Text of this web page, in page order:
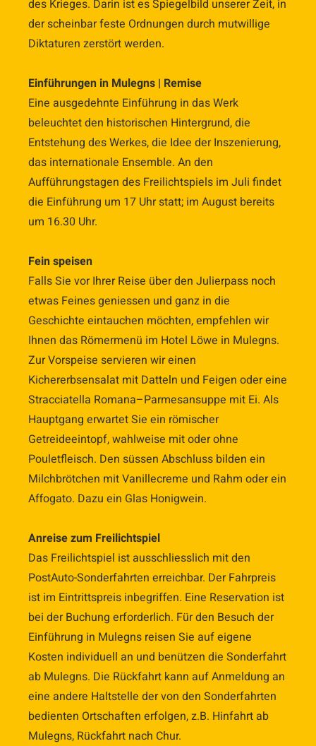
des Krieges. Darin ist es Spiegelbild unserer Zeit, in
der scheinbar feste Ordnungen durch mutwillige
Diktaturen zerstört werden.
Einführungen in Mulegns | Remise
Eine ausgedehnte Einführung in das Werk
beleuchtet den historischen Hintergrund, die
Entstehung des Werkes, die Idee der Inszenierung,
das internationale Ensemble. An den
Aufführungstagen des Freilichtspiels im Juli findet
die Einführung um 17 Uhr statt; im August bereits
um 16.30 Uhr.
Fein speisen
Falls Sie vor Ihrer Reise über den Julierpass noch
etwas Feines geniessen und ganz in die
Geschichte eintauchen möchten, empfehlen wir
Ihnen das Römermenü im Hotel Löwe in Mulegns.
Zur Vorspeise servieren wir einen
Kichererbsensalat mit Datteln und Feigen oder eine
Stracciatella Romana–Parmesansuppe mit Ei. Als
Hauptgang erwartet Sie ein römischer
Getreideeintopf, wahlweise mit oder ohne
Pouletfleisch. Den süssen Abschluss bilden ein
Milchbrötchen mit Vanillecreme und Rahm oder ein
Affogato. Dazu ein Glas Honigwein.
Anreise zum Freilichtspiel
Das Freilichtspiel ist ausschliesslich mit den
PostAuto-Sonderfahrten erreichbar. Der Fahrpreis
ist im Eintrittspreis inbegriffen. Eine Reservation ist
bei der Buchung erforderlich. Für den Besuch der
Einführung in Mulegns reisen Sie auf eigene
Kosten individuell an und benützen die Sonderfahrt
ab Mulegns. Die Rückfahrt kann auf Anmeldung an
eine andere Haltstelle der von den Sonderfahrten
bedienten Ortschaften erfolgen, z.B. Hinfahrt ab
Mulegns, Rückfahrt nach Chur.